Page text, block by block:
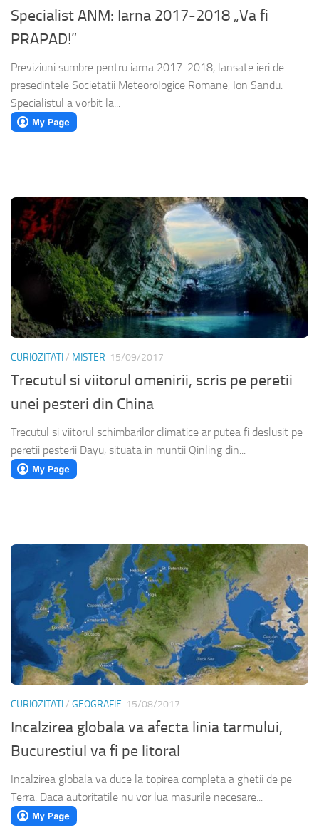
Specialist ANM: Iarna 2017-2018 „Va fi
PRAPAD!”
Previziuni sumbre pentru iarna 2017-2018, lansate ieri de
presedintele Societatii Meteorologice Romane, Ion Sandu.
Specialistul a vorbit la...
CURIOZITATI/ MISTER 15/09/2017
Trecutul si viitorul omenirii, scris pe peretii
unei pesteri din China
Trecutul si viitorul schimbarilor climatice ar putea fi deslusit pe
peretii pesterii Dayu, situata in muntii Qinling din...
CURIOZITATI/ GEOGRAFIE 15/08/2017
Incalzirea globala va afecta linia tarmului,
Bucurestiul va fi pe litoral
Incalzirea globala va duce la topirea completa a ghetii de pe
Terra. Daca autoritatile nu vor lua masurile necesare...